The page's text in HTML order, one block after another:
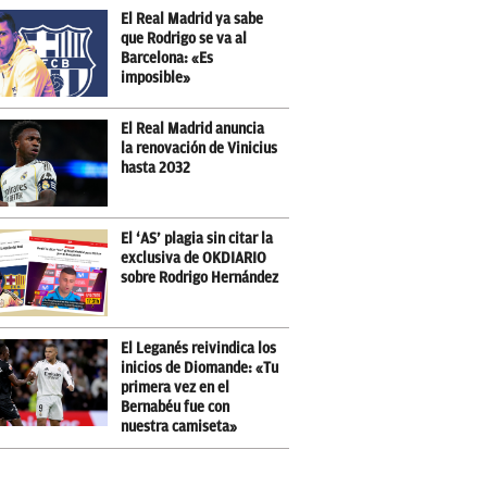
El Real Madrid ya sabe
que Rodrigo se va al
Barcelona: «Es
imposible»
El Real Madrid anuncia
la renovación de Vinicius
hasta 2032
El ‘AS’ plagia sin citar la
exclusiva de OKDIARIO
sobre Rodrigo Hernández
El Leganés reivindica los
inicios de Diomande: «Tu
primera vez en el
Bernabéu fue con
nuestra camiseta»